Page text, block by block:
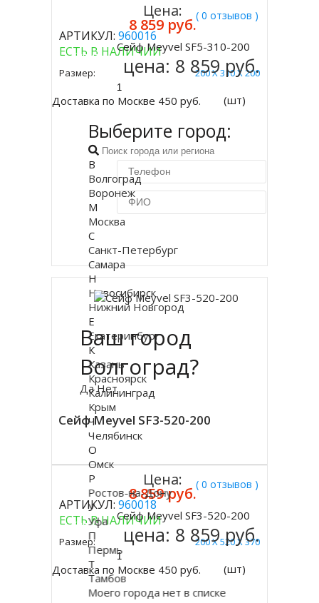
( 0 отзывов )
АРТИКУЛ: 960016
ЕСТЬ В НАЛИЧИИ
Размер: 200 Х 310 Х 200
Доставка по Москве 450 руб.
Цена:
8 859 руб.
Купить
Сейф Meyvel SF5-310-200
цена: 8 859 руб.
(шт)
Сейф Meyvel SF3-520-200
( 0 отзывов )
АРТИКУЛ: 960018
ЕСТЬ В НАЛИЧИИ
Размер: 200 Х 520 Х 370
Доставка по Москве 450 руб.
Цена:
8 859 руб.
Купить
Сейф Meyvel SF3-520-200
цена: 8 859 руб.
(шт)
Ваш город
Волгоград?
Да Нет
Выберите город:
В
Волгоград
Воронеж
М
Москва
С
Санкт-Петербург
Самара
Н
Новосибирск
Нижний Новгород
Е
Екатеринбург
К
Казань
Красноярск
Калининград
Крым
Ч
Челябинск
О
Омск
Р
Ростов-на-Дону
У
Уфа
П
Пермь
Т
Тамбов
Моего города нет в списке